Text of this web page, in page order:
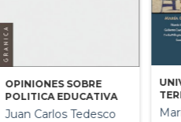
OPINIONES SOBRE
POLITICA EDUCATIVA
Juan Carlos Tedesco